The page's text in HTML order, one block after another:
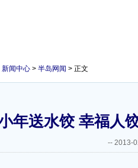
新闻中心 > 半岛网闻 > 正文
年送水饺 幸福人
-- 2013-